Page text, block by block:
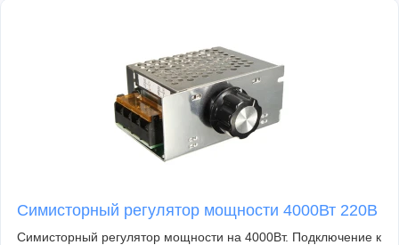
Симисторный регулятор мощности 4000Вт 220В
Симисторный регулятор мощности на 4000Вт. Подключение к